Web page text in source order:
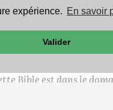
expérience. En savoir
Valider
; agis contre
Bible est dans le